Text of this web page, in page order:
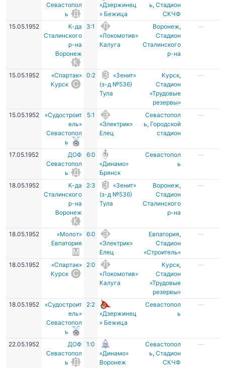
Севастопол
ь
«Дзержинец
» Бежица
ь,Стадион
СКЧФ
15.05.1952
К-да
Сталинского
р-на
Воронеж
3:1
«Локомотив»
Калуга
Воронеж,
Стадион
Сталинского
р-на
—
15.05.1952
«Спартак»
Курск
0:2
«Зенит»
(з-д №536)
Тула
Курск,
Стадион
«Трудовые
резервы»
—
15.05.1952
«Судостроит
ель»
Севастопол
ь
5:1
«Электрик»
Елец
Севастопол
ь, Городской
стадион
—
17.05.1952
ДОФ
Севастопол
ь
6:0
«Динамо»
Брянск
Севастопол
ь
—
18.05.1952
К-да
Сталинского
р-на
Воронеж
2:3
«Зенит»
(з-д №536)
Тула
Воронеж,
Стадион
Сталинского
р-на
—
18.05.1952
«Молот»
Евпатория
6:0
«Электрик»
Елец
Евпатория,
Стадион
«Строитель»
—
18.05.1952
«Спартак»
Курск
2:0
«Локомотив»
Калуга
Курск,
Стадион
«Трудовые
резервы»
—
18.05.1952
«Судостроит
ель»
Севастопол
ь
2:2
«Дзержинец
» Бежица
Севастопол
ь
—
22.05.1952
ДОФ
Севастопол
ь
1:0
«Динамо»
Воронеж
Севастопол
ь,Стадион
СКЧФ
—